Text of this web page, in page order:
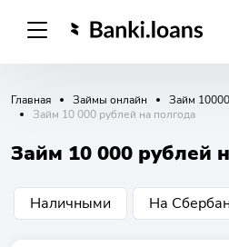
Главная Займы онлайн
Займ
Займ 10 000 рублей на полгода
Займ 10 000 рублей
Наличными На